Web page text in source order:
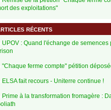
des exploitations"
récents
UPOV : Quand l'échange de semences
"Chaque ferme compte" pétition
ELSA fait recours - Uniterre continue !
Prime à la transformation fromagère :